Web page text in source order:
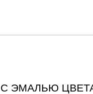
С ЭМАЛЬЮ